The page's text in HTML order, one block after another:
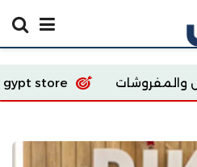
Ecoway Egypt store